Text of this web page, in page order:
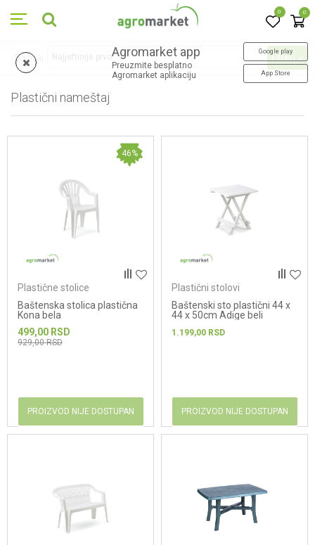
0 0
Agromarket app
Preuzmite besplatno
Agromarket aplikaciju
Google play
App Store
Plastični nameštaj
Sortiraj Filteri
46%
Plastične stolice
Baštenska stolica plastična
Kona bela
499,00 RSD
929,00RSD
PROIZVOD NIJE DOSTUPAN
Plastični stolovi
Baštenski sto plastični 44 x
44 x 50cm Adige beli
1.199,00 RSD
PROIZVOD NIJE DOSTUPAN